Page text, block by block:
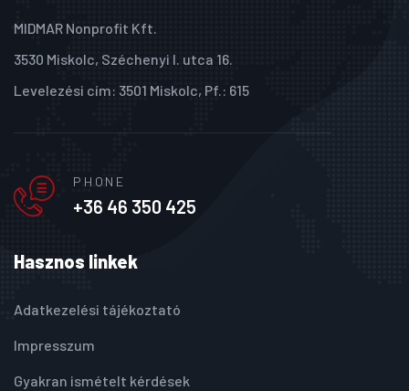
MIDMAR Nonprofit Kft.
3530 Miskolc, Széchenyi I. utca 16.
Levelezési cím: 3501 Miskolc, Pf.: 615
PHONE
+36 46 350 425
Hasznos linkek
Adatkezelési tájékoztató
Impresszum
Gyakran ismételt kérdések